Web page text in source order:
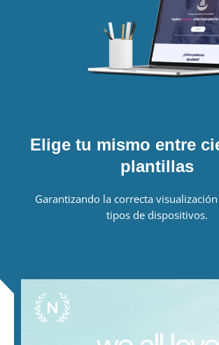
Elige tu mismo entre
plantillas
Garantizando la correcta
tipos de dispositivos.